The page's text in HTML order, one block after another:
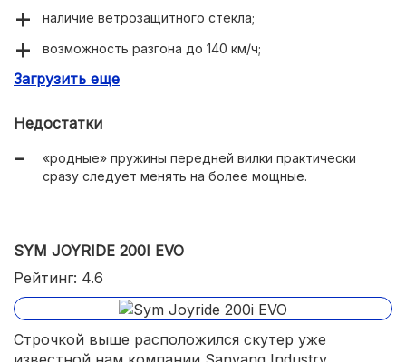
наличие ветрозащитного стекла;
возможность разгона до 140 км/ч;
приятный внешний вид;
торможении заднего колеса часть усилия идет на
подтормаживание переднего).
Загрузить еще
Недостатки
«родные» пружины передней вилки практически
сразу следует менять на более мощные.
SYM JOYRIDE 200I EVO
Рейтинг: 4.6
Строчкой выше расположился скутер уже